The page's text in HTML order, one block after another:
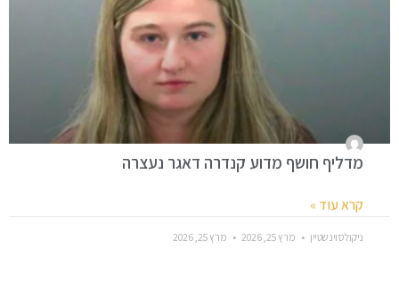
מדליף חושף מדוע קנדרה דאגר נעצרה
קרא עוד »
ניקולס וינשטיין מרץ 25, 2026 מרץ 25, 2026